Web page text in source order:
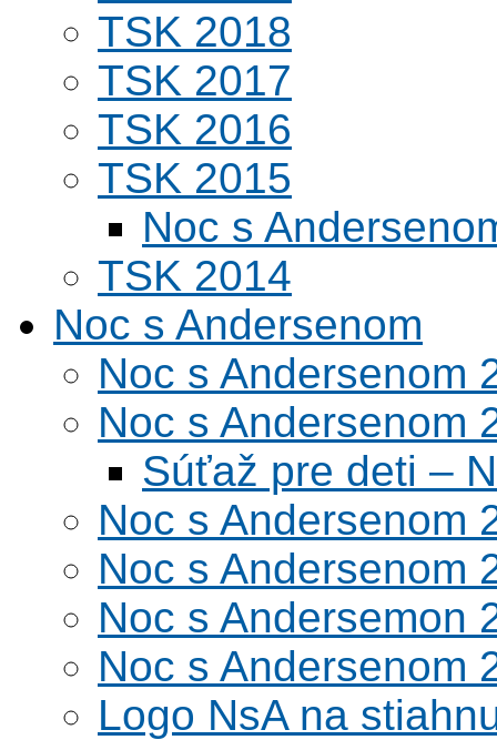
TSK 2018
TSK 2017
TSK 2016
TSK 2015
Noc s
TSK 2014
Noc s Andersenom
Noc s Andersenom
Noc s Andersenom
Súťaž pre deti –
Noc s Andersenom
Noc s Andersenom
Noc s Andersemon
Noc s Andersenom
Logo NsA na